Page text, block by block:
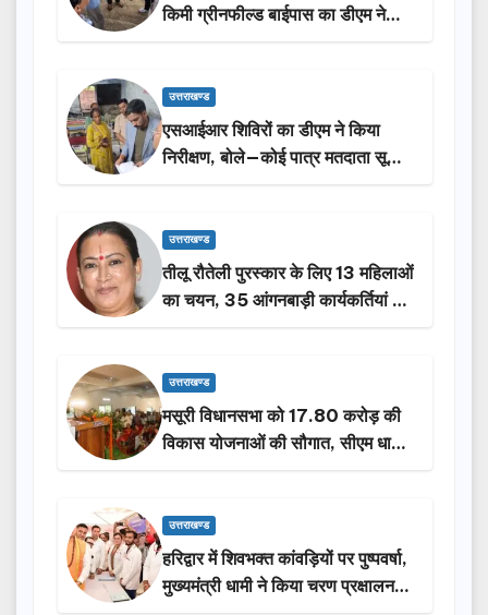
किमी ग्रीनफील्ड बाईपास का डीएम ने
किया निरीक्षण…
उत्तराखण्ड
एसआईआर शिविरों का डीएम ने किया
निरीक्षण, बोले—कोई पात्र मतदाता सूची
से न छूटे…
उत्तराखण्ड
तीलू रौतेली पुरस्कार के लिए 13 महिलाओं
का चयन, 35 आंगनबाड़ी कार्यकर्तियां भी
होंगी सम्मानित…
उत्तराखण्ड
मसूरी विधानसभा को 17.80 करोड़ की
विकास योजनाओं की सौगात, सीएम धामी
ने किया लोकार्पण-शिलान्यास.
उत्तराखण्ड
हरिद्वार में शिवभक्त कांवड़ियों पर पुष्पवर्षा,
मुख्यमंत्री धामी ने किया चरण प्रक्षालन…